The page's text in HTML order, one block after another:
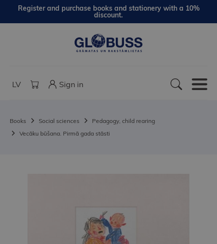
Register and purchase books and stationery with a 10%
discount.
LV Sign in
Books Social sciences
Pedagogy, child rearing
Vecāku būšana. Pirmā gada stāsti